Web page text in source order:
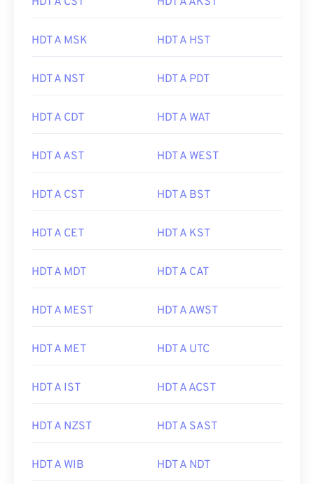
HDT A MSK HDT A HST
HDT A NST HDT A PDT
HDT A CDT HDT A WAT
HDT A AST HDT A WEST
HDT A CST HDT A BST
HDT A CET HDT A KST
HDT A MDT HDT A CAT
HDT A MEST HDT A AWST
HDT A MET HDT A UTC
HDT A IST HDT A ACST
HDT A NZST HDT A SAST
HDT A WIB HDT A NDT